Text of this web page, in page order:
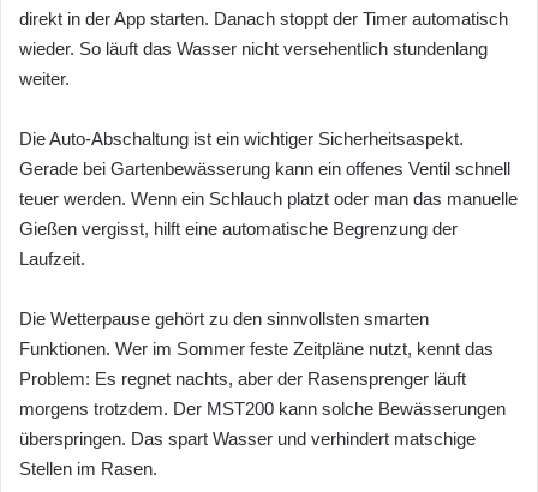
direkt in der App starten. Danach stoppt der Timer automatisch
wieder. So läuft das Wasser nicht versehentlich stundenlang
weiter.
Die Auto-Abschaltung ist ein wichtiger Sicherheitsaspekt.
Gerade bei Gartenbewässerung kann ein offenes Ventil schnell
teuer werden. Wenn ein Schlauch platzt oder man das manuelle
Gießen vergisst, hilft eine automatische Begrenzung der
Laufzeit.
Die Wetterpause gehört zu den sinnvollsten smarten
Funktionen. Wer im Sommer feste Zeitpläne nutzt, kennt das
Problem: Es regnet nachts, aber der Rasensprenger läuft
morgens trotzdem. Der MST200 kann solche Bewässerungen
überspringen. Das spart Wasser und verhindert matschige
Stellen im Rasen.